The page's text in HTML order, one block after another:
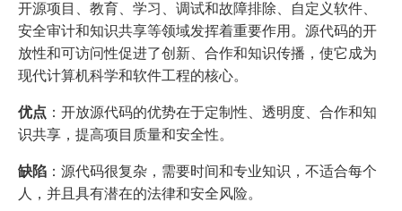
开源项目、教育、学习、调试和故障排除、自定义软件、
安全审计和知识共享等领域发挥着重要作用。源代码的开
放性和可访问性促进了创新、合作和知识传播，使它成为
现代计算机科学和软件工程的核心。
优点 ：开放源代码的优势在于定制性、透明度、合作和知
识共享，提高项目质量和安全性。
缺陷 ：源代码很复杂，需要时间和专业知识，不适合每个
人，并且具有潜在的法律和安全风险。